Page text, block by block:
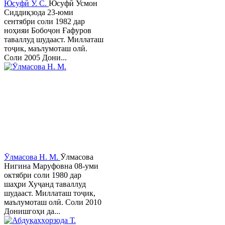
Юсуфӣ У. C. Юсуфӣ Усмон
Сиддиқзода 23-юми
сентябри соли 1982 дар
ноҳияи Бобоҷон Ғафуров
таваллуд шудааст. Миллаташ
тоҷик, маълумоташ олӣ.
Соли 2005 Дони...
Ӯлмасова Н. М. Ӯлмасова
Нигина Маруфовна 08-уми
октябри соли 1980 дар
шаҳри Хуҷанд таваллуд
шудааст. Миллаташ тоҷик,
маълумоташ олӣ. Соли 2010
Донишгоҳи да...